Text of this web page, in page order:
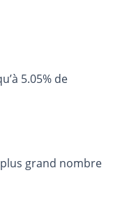
5.05% de
grand nombre